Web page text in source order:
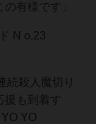
有様です」
ード N o.23
魔切り
も到着す